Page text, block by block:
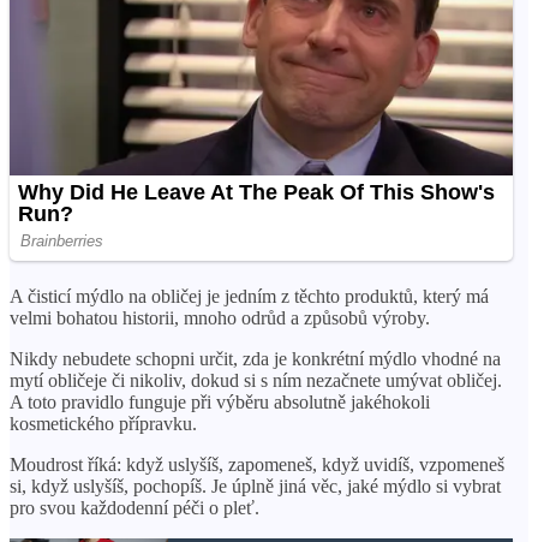
A čisticí mýdlo na obličej je jedním z těchto produktů, který má
velmi bohatou historii, mnoho odrůd a způsobů výroby.
Nikdy nebudete schopni určit, zda je konkrétní mýdlo vhodné na
mytí obličeje či nikoliv, dokud si s ním nezačnete umývat obličej.
A toto pravidlo funguje při výběru absolutně jakéhokoli
kosmetického přípravku.
Moudrost říká: když uslyšíš, zapomeneš, když uvidíš, vzpomeneš
si, když uslyšíš, pochopíš. Je úplně jiná věc, jaké mýdlo si vybrat
pro svou každodenní péči o pleť.